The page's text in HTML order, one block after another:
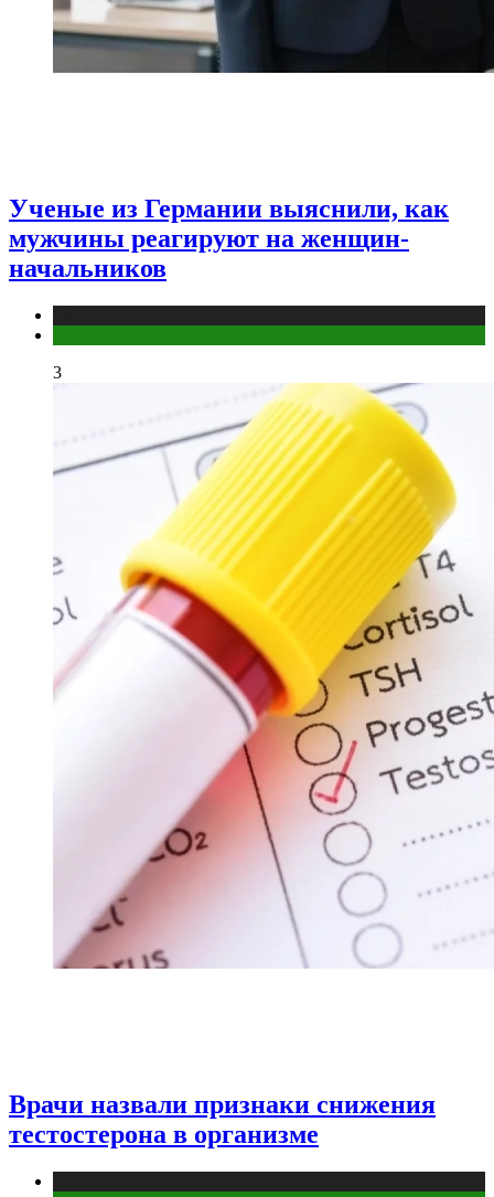
Ученые из Германии выяснили, как
мужчины реагируют на женщин-
начальников
3
Врачи назвали признаки снижения
тестостерона в организме